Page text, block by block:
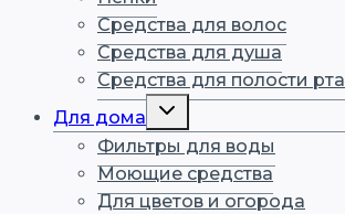
Средства для волос
Средства для душа
Средства для полости рта
Для дома
Переключить
меню
Фильтры для воды
Моющие средства
Для цветов и огорода